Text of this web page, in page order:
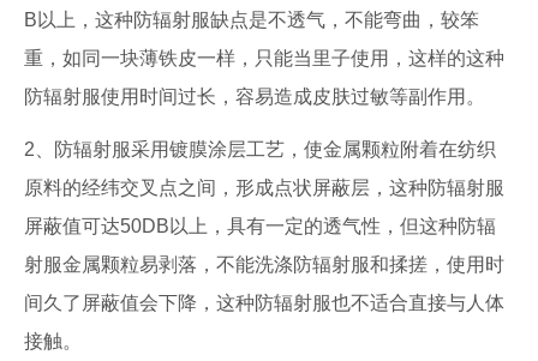
B以上，这种防辐射服缺点是不透气，不能弯曲，较笨
重，如同一块薄铁皮一样，只能当里子使用，这样的这种
防辐射服使用时间过长，容易造成皮肤过敏等副作用。
2、防辐射服采用镀膜涂层工艺，使金属颗粒附着在纺织
原料的经纬交叉点之间，形成点状屏蔽层，这种防辐射服
屏蔽值可达50DB以上，具有一定的透气性，但这种防辐
射服金属颗粒易剥落，不能洗涤防辐射服和揉搓，使用时
间久了屏蔽值会下降，这种防辐射服也不适合直接与人体
接触。